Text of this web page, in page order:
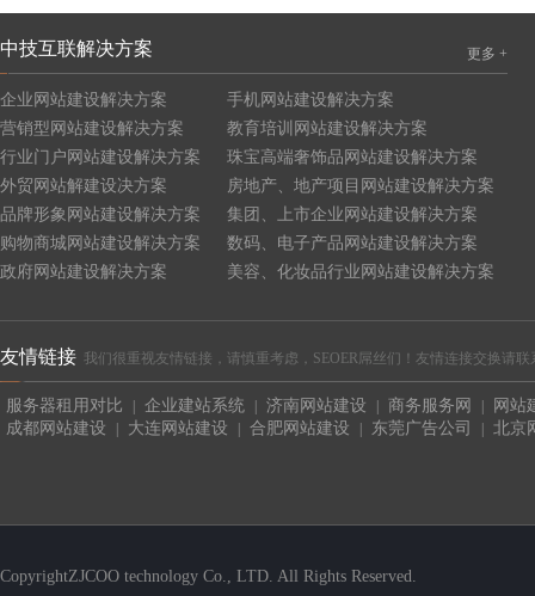
更多 +
中技互联解决方案
企业网站建设解决方案
营销型网站建设解决方案
行业门户网站建设解决方案
外贸网站解建设决方案
品牌形象网站建设解决方案
购物商城网站建设解决方案
政府网站建设解决方案
手机网站建设解决方案
教育培训网站建设解决方案
珠宝高端奢饰品网站建设解决方案
房地产、地产项目网站建设解决方案
集团、上市企业网站建设解决方案
数码、电子产品网站建设解决方案
美容、化妆品行业网站建设解决方案
友情链接 我们很重视友情链接，请慎重考虑，SEOER屌丝们！友情连接交换请联
服务器租用对比 企业建站系统 济南网站建设 商务服务网
网站
成都网站建设
大连网站建设 合肥网站建设 东莞广告公司 北京
CopyrightZJCOO technology Co., LTD. All Rights Reserved.